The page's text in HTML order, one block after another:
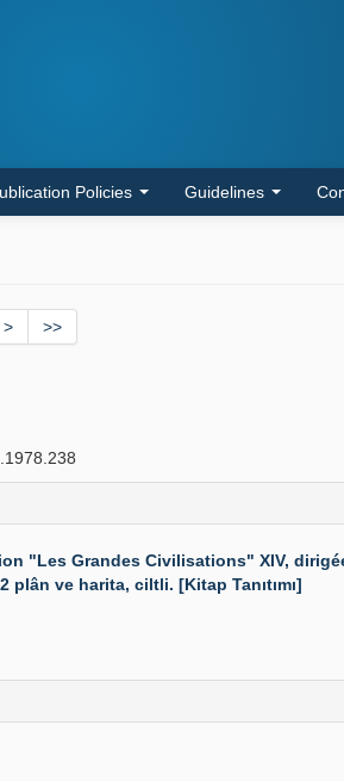
Policies Guidelines
> >>
"Les Grandes Civilisations" XIV,
plân ve harita, ciltli. [Kitap Tanıtımı]